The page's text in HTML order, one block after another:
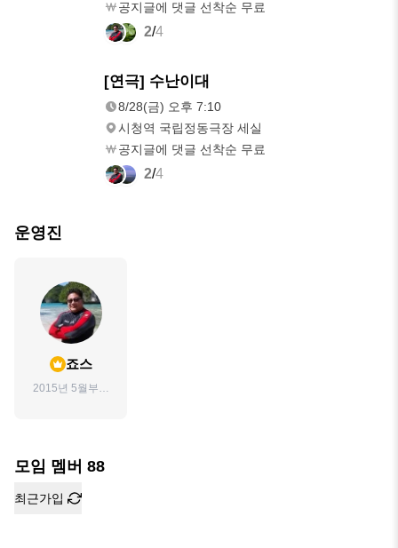
공지글에 댓글 선착순 무료
2/4
[연극] 수난이대
8/28(금) 오후 7:10
시청역 국립정동극장 세실
공지글에 댓글 선착순 무료
2/4
운영진
죠스
2015년 5월부터
모임 멤버 88
최근가입